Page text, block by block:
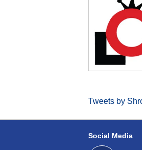
Tweets by
Social Media